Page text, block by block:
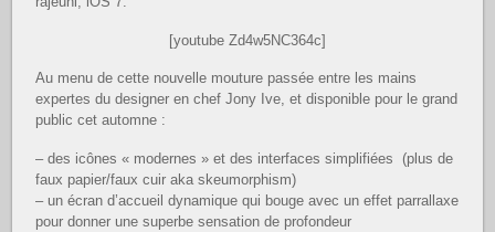
[youtube Zd4w5NC364c]
Au menu de cette nouvelle mouture passée entre les mains
expertes du designer en chef Jony Ive, et disponible pour le grand
public cet automne :
– des icônes « modernes » et des interfaces simplifiées (plus de
faux papier/faux cuir aka skeumorphism)
– un écran d’accueil dynamique qui bouge avec un effet parrallaxe
pour donner une superbe sensation de profondeur